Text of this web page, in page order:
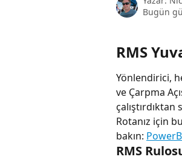
Bugün
RMS
Yönlendirici,
ve Çarpma
Rotanız için
bakın:
RMS